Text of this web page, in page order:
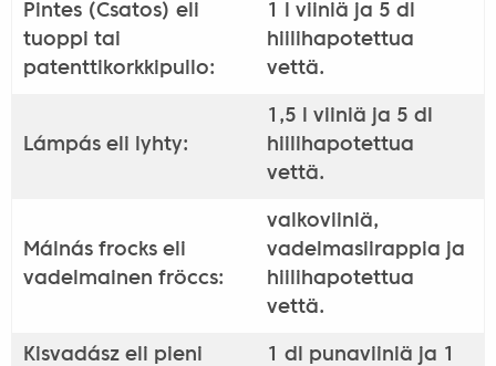
Pintes (Csatos) eli
tuoppi tai
patenttikorkkipullo:
1 l viiniä ja 5 dl
hiilihapotettua
vettä.
Lámpás eli lyhty:
1,5 l viiniä ja 5 dl
hiilihapotettua
vettä.
Málnás frocks eli
vadelmainen fröccs:
valkoviiniä,
vadelmasiirappia ja
hiilihapotettua
vettä.
Kisvadász eli pieni
1 dl punaviiniä ja 1